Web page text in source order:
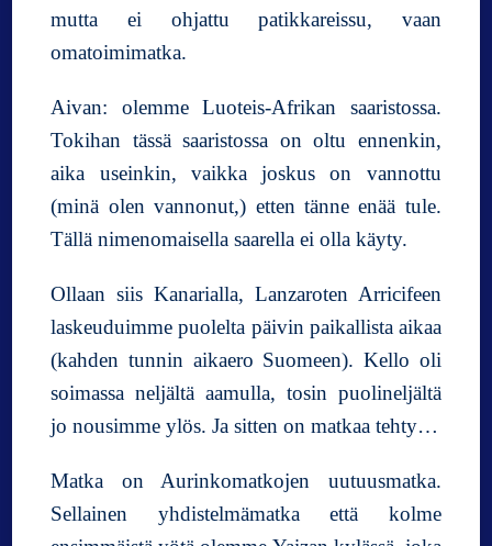
mutta ei ohjattu patikkareissu, vaan
omatoimimatka.
Aivan: olemme Luoteis-Afrikan saaristossa.
Tokihan tässä saaristossa on oltu ennenkin,
aika useinkin, vaikka joskus on vannottu
(minä olen vannonut,) etten tänne enää tule.
Tällä nimenomaisella saarella ei olla käyty.
Ollaan siis Kanarialla, Lanzaroten Arricifeen
laskeuduimme puolelta päivin paikallista aikaa
(kahden tunnin aikaero Suomeen). Kello oli
soimassa neljältä aamulla, tosin puolineljältä
jo nousimme ylös. Ja sitten on matkaa tehty…
Matka on Aurinkomatkojen uutuusmatka.
Sellainen yhdistelmämatka että kolme